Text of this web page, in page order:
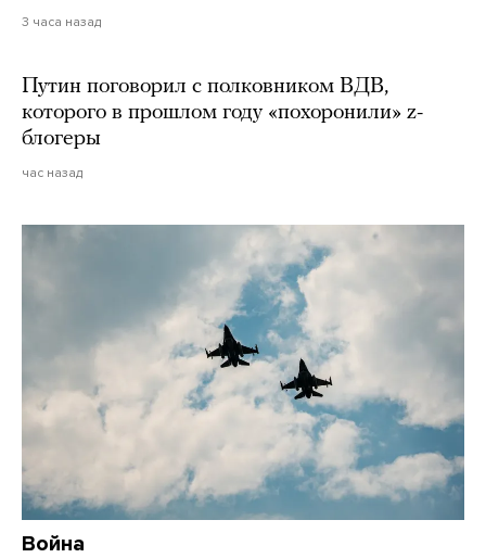
3 часа назад
Путин поговорил с полковником ВДВ,
которого в прошлом году «похоронили» z-
блогеры
час назад
Война